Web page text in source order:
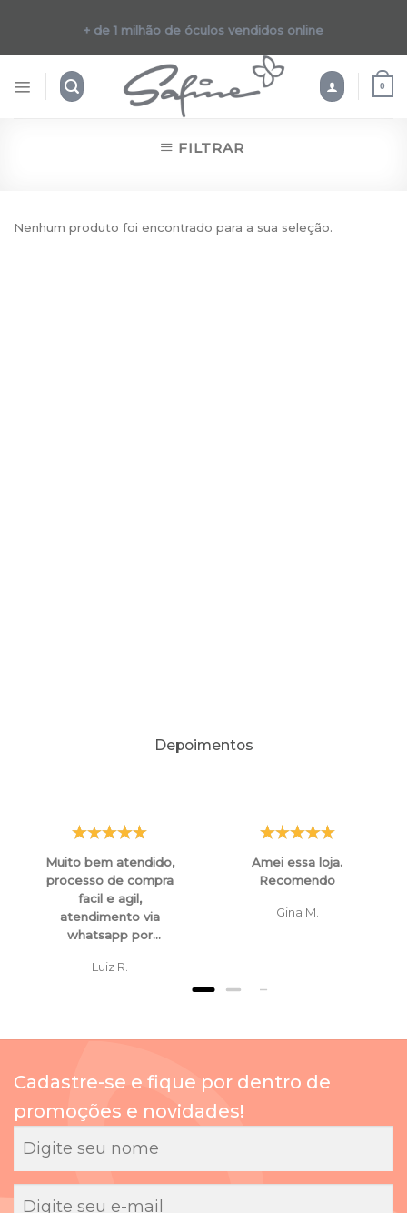
+ de 1 milhão de óculos vendidos online
0
FILTRAR
Nenhum produto foi encontrado para a sua seleção.
Depoimentos
Muito bem atendido,
processo de compra
facil e agil,
atendimento via
whatsapp por
atenciosos e
mesmo para
compras.
Luiz R.
Amei essa loja.
Recomendo
Gina M.
Cadastre-se e fique por dentro de
promoções e novidades!